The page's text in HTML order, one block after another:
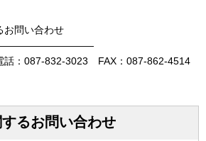
お問い合わせ
：087-832-3023 FAX：087-862-4514
るお問い合わせ